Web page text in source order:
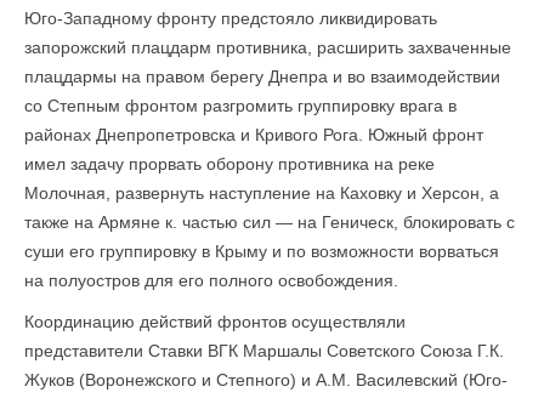
Юго-Западному фронту предстояло ликвидировать
запорожский плацдарм противника, расширить захваченные
плацдармы на правом берегу Днепра и во взаимодействии
со Степным фронтом разгромить группировку врага в
районах Днепропетровска и Кривого Рога. Южный фронт
имел задачу прорвать оборону противника на реке
Молочная, развернуть наступление на Каховку и Херсон, а
также на Армяне к. частью сил — на Геническ, блокировать с
суши его группировку в Крыму и по возможности ворваться
на полуостров для его полного освобождения.
Координацию действий фронтов осуществляли
представители Ставки ВГК Маршалы Советского Союза Г.К.
Жуков (Воронежского и Степного) и A.M. Василевский (Юго-